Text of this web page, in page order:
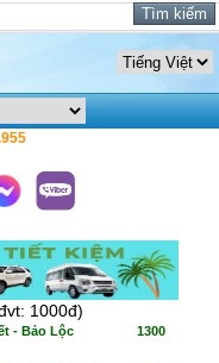
1000đ)
- Bảo Lộc 1300